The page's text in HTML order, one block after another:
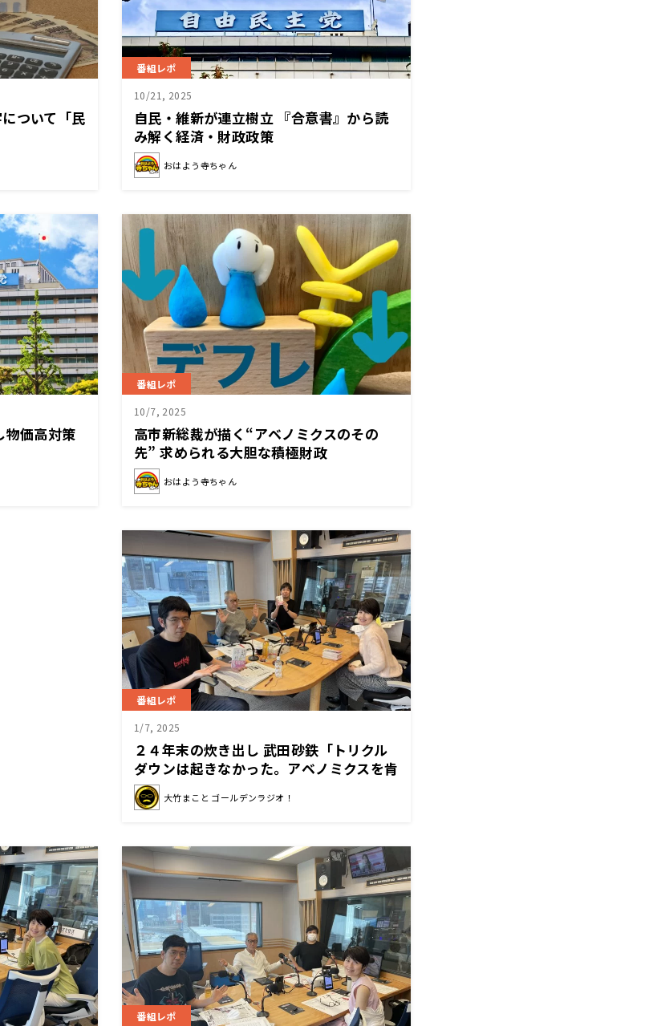
ついて「民
番組レポ
10/21, 2025
自民・維新が連立樹立 『合意書』から読
み解く経済・財政政策
おはよう寺ちゃん
物価高対策
番組レポ
10/7, 2025
高市新総裁が描く“アベノミクスのその
先” 求められる大胆な積極財政
おはよう寺ちゃん
番組レポ
1/7, 2025
２４年末の炊き出し 武田砂鉄「トリクル
ダウンは起きなかった。アベノミクスを肯
定し続けるのはやめるべき。」
大竹まこと ゴールデンラジオ！
番組レポ